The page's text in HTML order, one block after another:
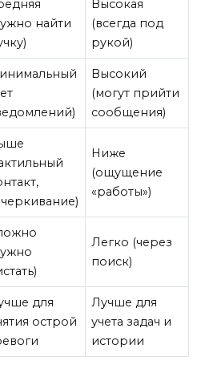
найти
Высокая
(всегда под
рукой)
Высокий
(могут прийти
сообщения)
Ниже
(ощущение
«работы»)
Легко (через
поиск)
для
острой
Лучше для
учета задач и
истории